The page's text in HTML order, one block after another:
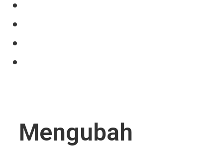
Mengubah